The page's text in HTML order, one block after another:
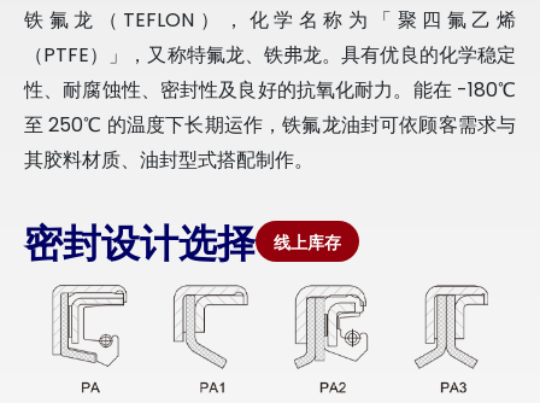
铁氟龙（TEFLON），化学名称为「聚四氟乙烯
（PTFE）」，又称特氟龙、铁弗龙。具有优良的化学稳定
性、耐腐蚀性、密封性及良好的抗氧化耐力。能在 -180℃
至 250℃ 的温度下长期运作，铁氟龙油封可依顾客需求与
其胶料材质、油封型式搭配制作。
密封设计选择 线上库存